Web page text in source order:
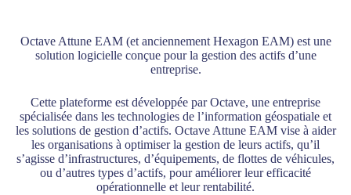
Octave Attune EAM (et anciennement Hexagon EAM) est une
solution logicielle conçue pour la gestion des actifs d’une
entreprise.
Cette plateforme est développée par Octave, une entreprise
spécialisée dans les technologies de l’information géospatiale et
les solutions de gestion d’actifs. Octave Attune EAM vise à aider
les organisations à optimiser la gestion de leurs actifs, qu’il
s’agisse d’infrastructures, d’équipements, de flottes de véhicules,
ou d’autres types d’actifs, pour améliorer leur efficacité
opérationnelle et leur rentabilité.